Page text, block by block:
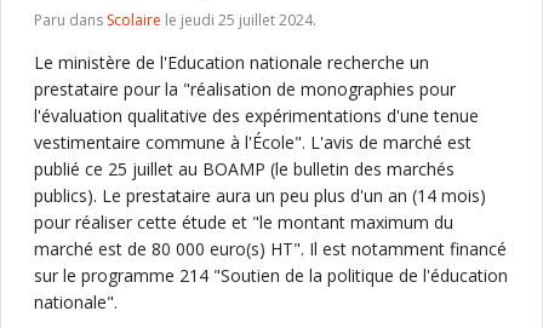
Paru dans Scolaire le jeudi 25 juillet 2024.
Le ministère de l'Education nationale recherche un
prestataire pour la "réalisation de monographies pour
l'évaluation qualitative des expérimentations d'une tenue
vestimentaire commune à l'École". L'avis de marché est
publié ce 25 juillet au BOAMP (le bulletin des marchés
publics). Le prestataire aura un peu plus d'un an (14 mois)
pour réaliser cette étude et "le montant maximum du
marché est de 80 000 euro(s) HT". Il est notamment financé
sur le programme 214 "Soutien de la politique de l'éducation
nationale".